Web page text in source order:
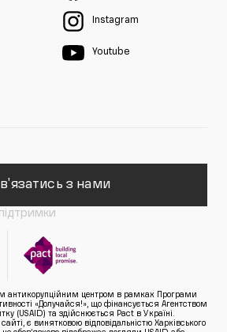
Instagram
Youtube
з нами
антикорупційним центром в рамках Програми
«Долучайся!», що фінансується Агентством
(USAID) та здійснюється Pact в Україні.
є винятковою відповідальністю Харківського